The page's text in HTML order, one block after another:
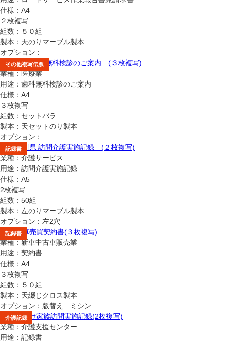
仕様：A4
２枚複写
組数：５０組
製本：天のりマーブル製本
オプション：
報告書
その他複写伝票
業種：医療業
用途：歯科無料検診のご案内
仕様：A4
３枚複写
組数：セットバラ
製本：天セットのり製本
オプション：
報告書
記録書
業種：介護サービス
用途：訪問介護実施記録
仕様：A5
2枚複写
組数：50組
製本：左のりマーブル製本
オプション：左2穴
請求書
契約書
報告書
記録書
業種：新車中古車販売業
用途：契約書
仕様：A4
３枚複写
組数：５０組
製本：天綴じクロス製本
オプション：版替え ミシン
報告書
記録書
介護記録
業種：介護支援センター
用途：記録書